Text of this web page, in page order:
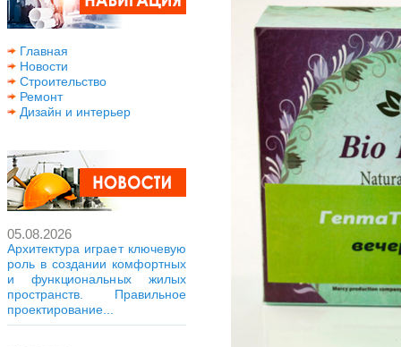
Главная
Новости
Строительство
Ремонт
Дизайн и интерьер
05.08.2026
Архитектура играет ключевую
роль в создании комфортных
и функциональных жилых
пространств. Правильное
проектирование...